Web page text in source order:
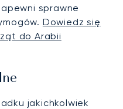
sprawne
Dowiedz się
do Arabii
jakichkolwiek